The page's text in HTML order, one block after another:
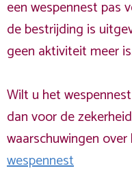
een wespennest pas
de bestrijding is
geen aktiviteit meer
Wilt u het
dan voor de
waarschuwingen over
wespennest